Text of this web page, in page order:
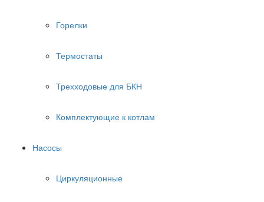
Горелки
Термостаты
Трехходовые для БКН
Комплектующие к котлам
Насосы
Циркуляционные